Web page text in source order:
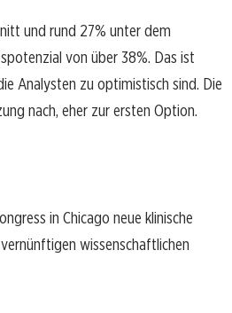
und rund 27% unter dem
von über 38%. Das ist
Analysten zu optimistisch sind. Die
nach, eher zur ersten Option.
in Chicago neue klinische
wissenschaftlichen